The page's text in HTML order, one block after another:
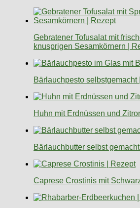
Gebratener Tofusalat mit
knusprigen Sesamkörnern |
Bärlauchpesto selbstgemacht
Huhn mit Erdnüssen und
Bärlauchbutter selbst
Caprese Crostinis mit